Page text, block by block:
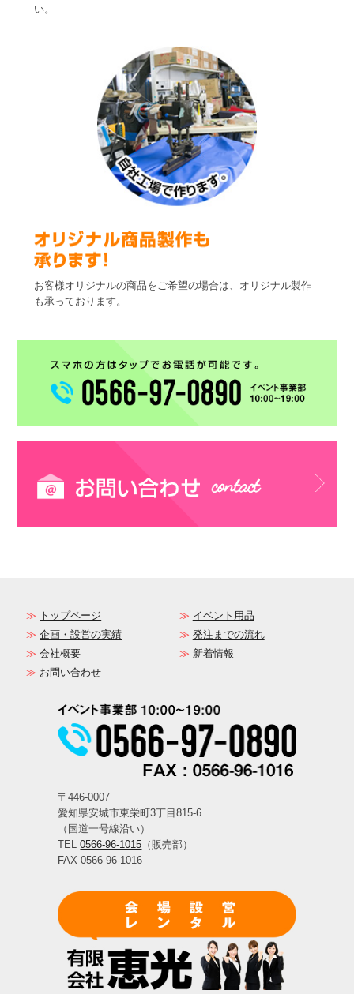
い。
お客様オリジナルの商品をご希望の場合は、オリジナル製作
も承っております。
トップページ
イベント用品
企画・設営の実績
発注までの流れ
会社概要
新着情報
お問い合わせ
〒446-0007
愛知県安城市東栄町3丁目815-6
（国道一号線沿い）
TEL0566-96-1015 （販売部）
FAX 0566-96-1016